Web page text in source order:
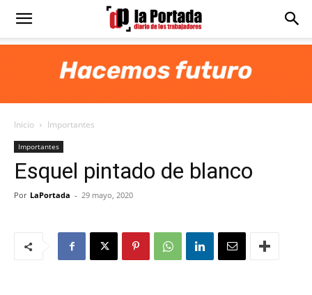
Diario
Portada
Inicio Importantes
Importantes
Esquel pintado de blanco
Por LaPortada - 29 mayo, 2020